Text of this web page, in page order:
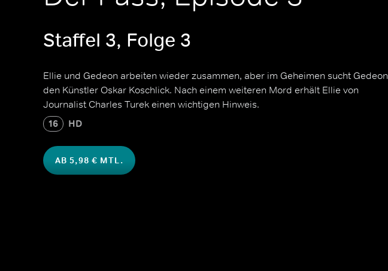
Staffel 3, Folge 3
Ellie und Gedeon arbeiten wieder zusammen, aber im Geheimen sucht Gedeon
den Künstler Oskar Koschlick. Nach einem weiteren Mord erhält Ellie von
Journalist Charles Turek einen wichtigen Hinweis.
16 HD
AB 5,98 € MTL.